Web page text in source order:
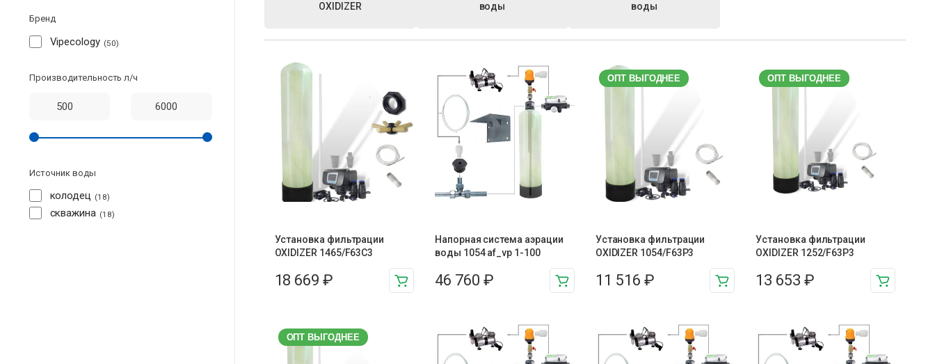
OXIDIZER
воды
воды
Установка фильтрации
OXIDIZER 1465/F63C3
18 669₽
Напорная система аэрации
воды 1054 af_vp 1-100
46 760 ₽
ОПТ ВЫГОДНЕЕ
Установка фильтрации
OXIDIZER 1054/F63P3
11 516 ₽
ОПТ ВЫГОДНЕЕ
Установка фильтрации
OXIDIZER 1252/F63P3
13 653₽
ОПТ ВЫГОДНЕЕ
Бренд
Vipecology 50
Производительность л/ч
Источник воды
колодец 18
скважина 18